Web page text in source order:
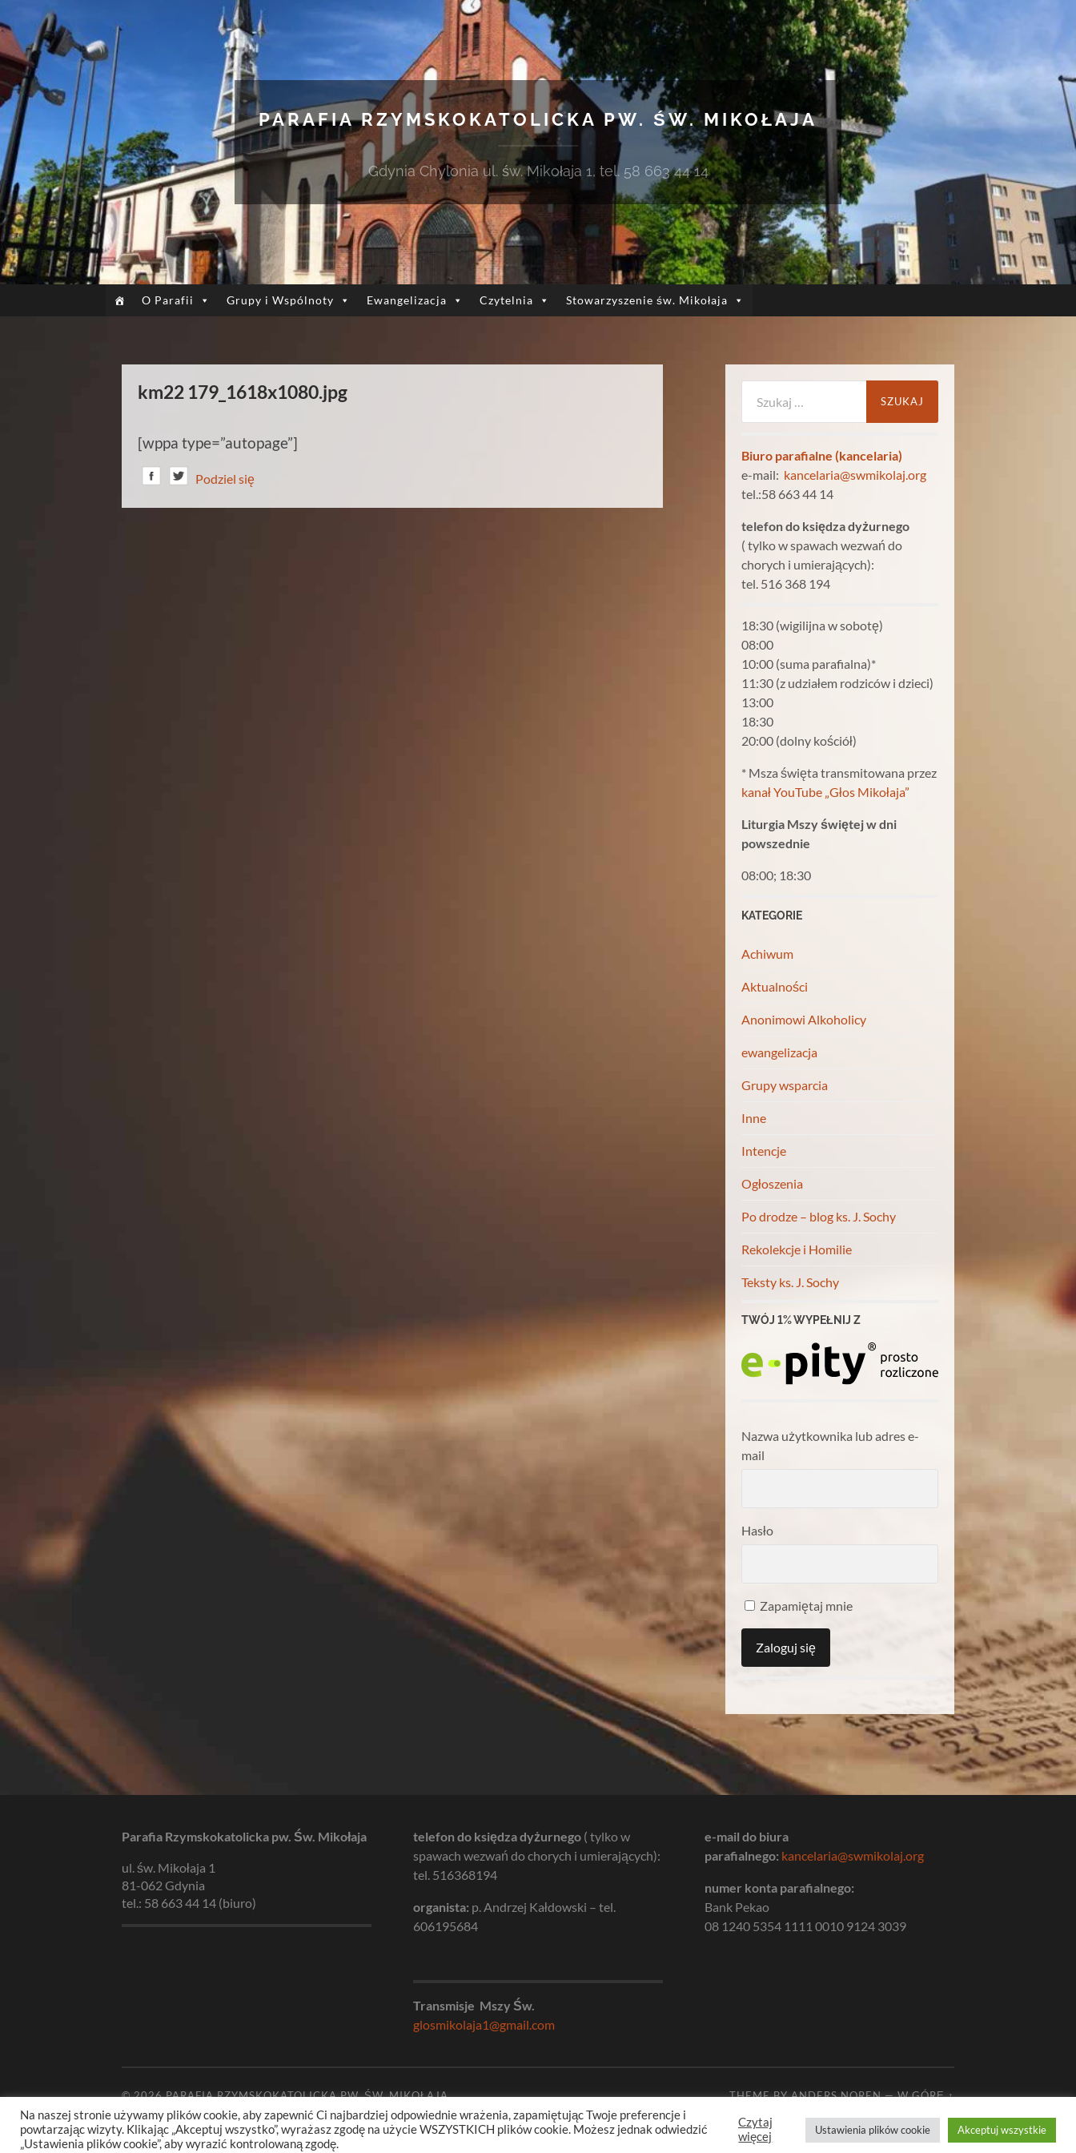
PARAFIA RZYMSKOKATOLICKA PW. ŚW. MIKOŁAJA
Gdynia Chylonia ul. św. Mikołaja 1, tel. 58 663 44 14
O Parafii Grupy i Wspólnoty Ewangelizacja Czytelnia Stowarzyszenie św. Mikołaja
km22 179_1618x1080.jpg
[wppa type=”autopage”]
Podziel się
Biuro parafialne (kancelaria)
e-mail: kancelaria@swmikolaj.org
tel.:58 663 44 14
telefon do księdza dyżurnego
( tylko w spawach wezwań do
chorych i umierających):
tel. 516 368 194
18:30 (wigilijna w sobotę)
08:00
10:00 (suma parafialna)*
11:30 (z udziałem rodziców i dzieci)
13:00
18:30
20:00 (dolny kościół)
* Msza święta transmitowana przez
kanał YouTube „Głos Mikołaja”
Liturgia Mszy świętej w dni
powszednie
08:00; 18:30
KATEGORIE
Achiwum
Aktualności
Anonimowi Alkoholicy
ewangelizacja
Grupy wsparcia
Inne
Intencje
Ogłoszenia
Po drodze – blog ks. J. Sochy
Rekolekcje i Homilie
Teksty ks. J. Sochy
TWÓJ 1% WYPEŁNIJ Z
Nazwa użytkownika lub adres e-
mail
Hasło
Zapamiętaj mnie
Parafia Rzymskokatolicka pw. Św. Mikołaja
ul. św. Mikołaja 1
81-062 Gdynia
tel.: 58 663 44 14 (biuro)
telefon do księdza dyżurnego ( tylko w
spawach wezwań do chorych i umierających):
tel. 516368194
organista: p. Andrzej Kałdowski – tel.
606195684
Transmisje Mszy Św.
glosmikolaja1@gmail.com
e-mail do biura
parafialnego: kancelaria@swmikolaj.org
numer konta parafialnego:
Bank Pekao
08 1240 5354 1111 0010 9124 3039
© 2026PARAFIA RZYMSKOKATOLICKA PW. ŚW. MIKOŁAJA THEME BYANDERS NOREN—W GÓRĘ ↑
Na naszej stronie używamy plików cookie, aby zapewnić Ci najbardziej odpowiednie wrażenia, zapamiętując Twoje preferencje i
powtarzając wizyty. Klikając „Akceptuj wszystko”, wyrażasz zgodę na użycie WSZYSTKICH plików cookie. Możesz jednak odwiedzić
„Ustawienia plików cookie”, aby wyrazić kontrolowaną zgodę.
Czytaj
więcej
Ustawienia plików cookie Akceptuj wszystkie